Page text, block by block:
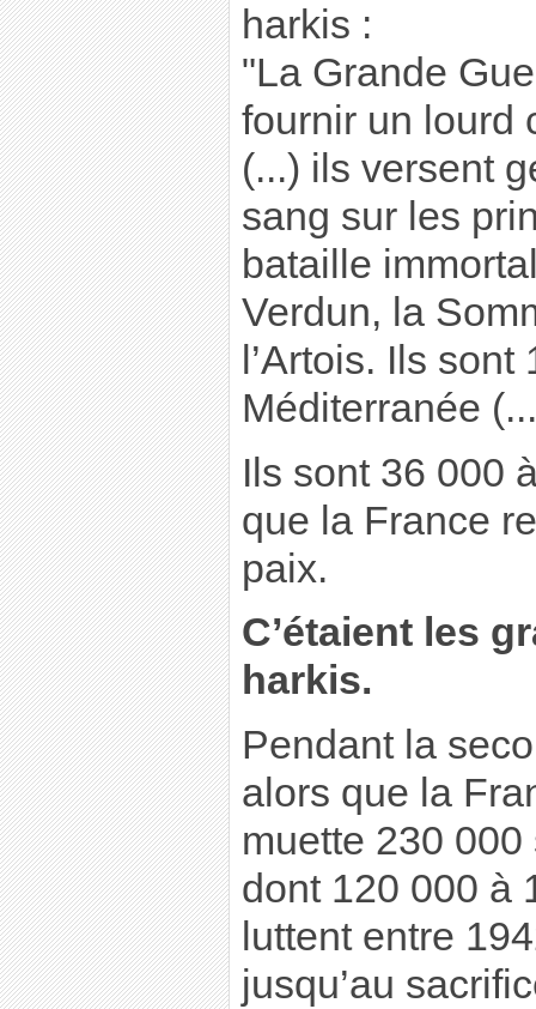
harkis :
"La Grande
fournir un lourd
(...) ils versent
sang sur les
bataille
Verdun, la
l’Artois. Ils
Méditerranée
Ils sont 36 000
que la France
paix.
C’étaient les
harkis.
Pendant la
alors que la
muette 230
dont 120 000 à
luttent entre
jusqu’au